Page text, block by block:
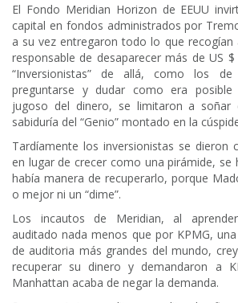
El Fondo Meridian Horizon de EEUU
capital en fondos administrados por
a su vez entregaron todo lo que recogían
responsable de desaparecer más de US
“Inversionistas” de allá, como los
preguntarse y dudar como era
jugoso del dinero, se limitaron a soñar
sabiduría del “Genio” montado en la
Tardíamente los inversionistas se dieron
en lugar de crecer como una pirámide, se
había manera de recuperarlo, porque
o mejor ni un “dime”.
Los incautos de Meridian, al
auditado nada menos que por KPMG,
de auditoria más grandes del mundo,
recuperar su dinero y demandaron a
Manhattan acaba de negar la demanda.